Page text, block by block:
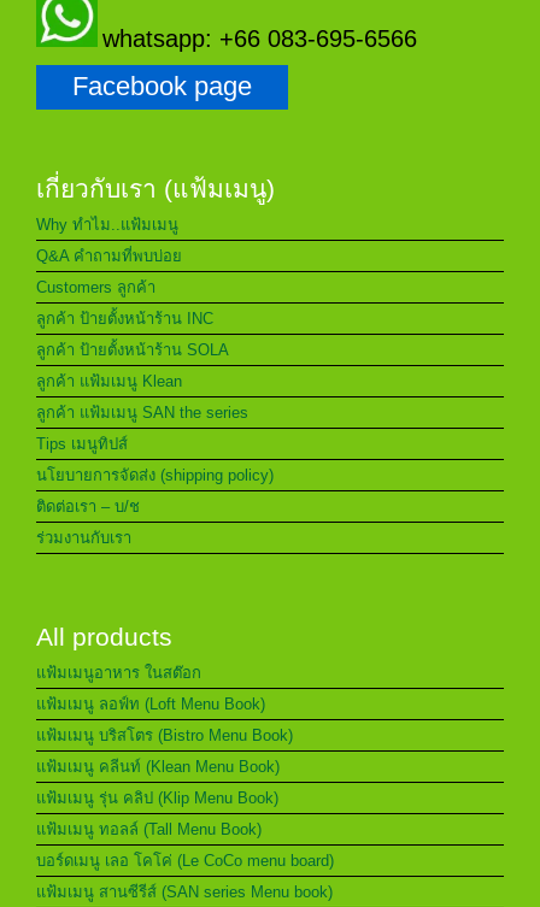
whatsapp: +66 083-695-6566
Facebook page
เกี่ยวกับเรา (แฟ้มเมนู)
Why ทำไม..แฟ้มเมนู
Q&A คำถามที่พบบ่อย
Customers ลูกค้า
ลูกค้า ป้ายตั้งหน้าร้าน INC
ลูกค้า ป้ายตั้งหน้าร้าน SOLA
ลูกค้า แฟ้มเมนู Klean
ลูกค้า แฟ้มเมนู SAN the series
Tips เมนูทิปส์
นโยบายการจัดส่ง (shipping policy)
ติดต่อเรา – บ/ช
ร่วมงานกับเรา
All products
แฟ้มเมนูอาหาร ในสต๊อก
แฟ้มเมนู ลอฟ์ท (Loft Menu Book)
แฟ้มเมนู บริสโตร (Bistro Menu Book)
แฟ้มเมนู คลีนท์ (Klean Menu Book)
แฟ้มเมนู รุ่น คลิป (Klip Menu Book)
แฟ้มเมนู ทอลล์ (Tall Menu Book)
บอร์ดเมนู เลอ โคโค่ (Le CoCo menu board)
แฟ้มเมนู สานซีรีส์ (SAN series Menu book)